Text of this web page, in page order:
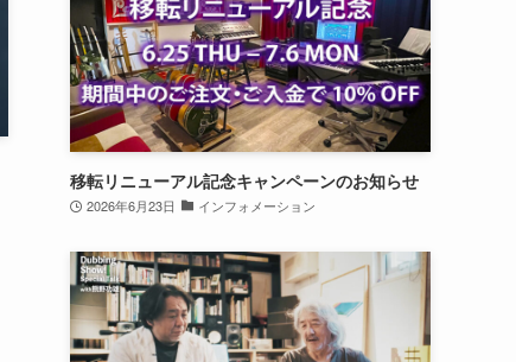
移転リニューアル記念キャンペーンのお知らせ
2026年6月23日 インフォメーション